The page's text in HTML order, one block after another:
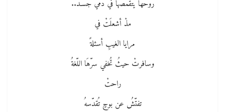
روحُها يتقمّصُهَا في دمي جسـدُ..
مذْ أشعلَتْ في
مرايا الغيبِ أسئلةً
وسافرتْ حيثُ تُخفي سرّهَا اللّغةُ
راحتْ
تفتّشُ عن بوحٍ تُقدّسهُ